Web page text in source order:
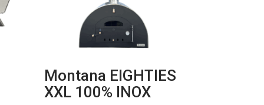
Montana EIGHTIES
XXL 100% INOX